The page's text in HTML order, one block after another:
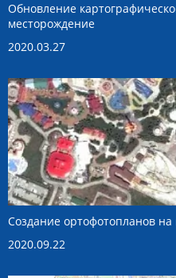
Обновление
месторождение
2020.03.27
Создание ортофотопланов на
2020.09.22